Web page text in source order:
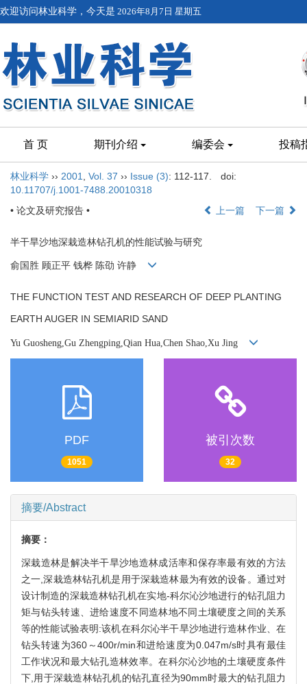
欢迎访问林业科学，今天是 2026年8月7日 星期五
首 页 期刊介绍 编委会 投稿
林业科学 ›› 2001 Vol. 37 ›› Issue (3): 112-117.
doi:
10.11707/j.1001-7488.20010318
• 论文及研究报告 •
上一篇 下一篇
半干旱沙地深栽造林钻孔机的性能试验与研究
俞国胜 顾正平 钱桦 陈劭 许静
THE FUNCTION TEST AND RESEARCH OF DEEP PLANTING
EARTH AUGER IN SEMIARID SAND
Yu Guosheng,Gu Zhengping,Qian Hua,Chen Shao,Xu Jing
PDF
1051
被引次数
32
摘要/Abstract
摘要：
深栽造林是解决半干旱沙地造林成活率和保存率最有效的方法
之一,深栽造林钻孔机是用于深栽造林最为有效的设备。通过对
设计制造的深栽造林钻孔机在实地-科尔沁沙地进行的钻孔阻力
矩与钻头转速、进给速度不同造林地不同土壤硬度之间的关系
等的性能试验表明:该机在科尔沁半干旱沙地进行造林作业、在
钻头转速为360～400r/min和进给速度为0.047m/s时具有最佳
工作状况和最大钻孔造林效率。在科尔沁沙地的土壤硬度条件
下,用于深栽造林钻孔机的钻孔直径为90mm时最大的钻孔阻力